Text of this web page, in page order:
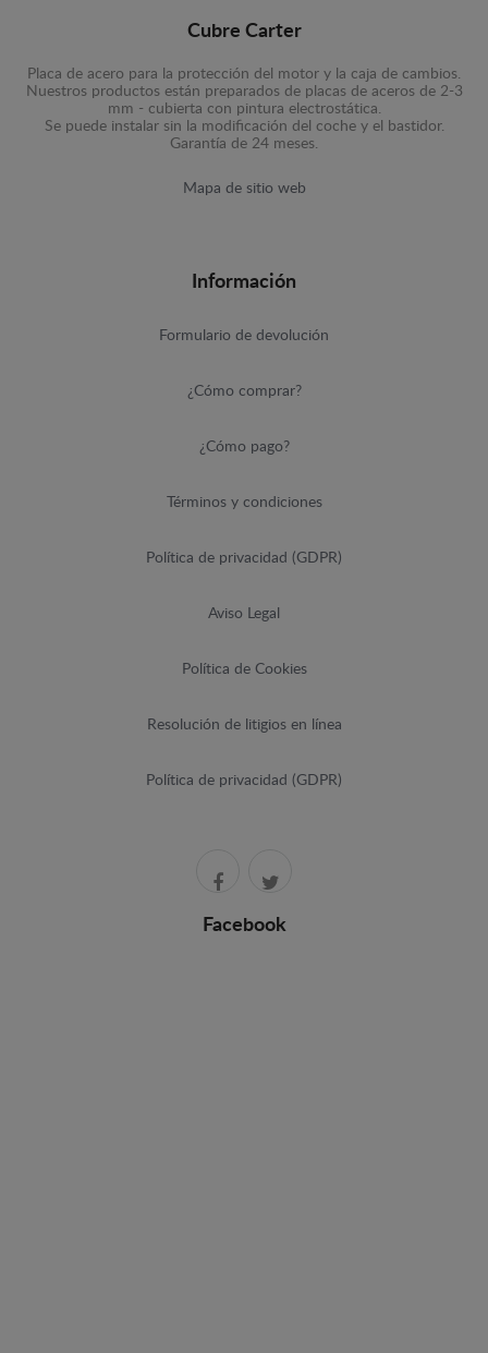
Cubre Carter
Placa de acero para la protección del motor y la caja de cambios.
Nuestros productos están preparados de placas de aceros de 2-3
mm - cubierta con pintura electrostática.
Se puede instalar sin la modificación del coche y el bastidor.
Garantía de 24 meses.
Mapa de sitio web
Información
Formulario de devolución
¿Cómo comprar?
¿Cómo pago?
Términos y condiciones
Política de privacidad (GDPR)
Aviso Legal
Política de Cookies
Resolución de litigios en línea
Política de privacidad (GDPR)
Facebook